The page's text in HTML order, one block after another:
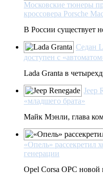
Московские тюнеры
кроссовера Porsche
В России существует
Седан
доступен с
Lada Granta в
Jeep
«младшего брата»
Майк Мэнли, глава
«Опель» рассекретил
генерации
Opel Corsa OPC